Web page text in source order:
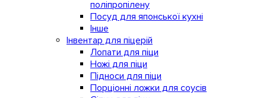
поліпропілену
Посуд для японської кухні
Інше
Інвентар для піцерій
Лопати для піци
Ножі для піци
Підноси для піци
Порціонні ложки для соусів